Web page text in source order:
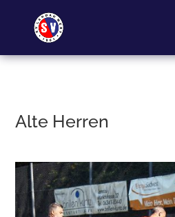
Alte Herren